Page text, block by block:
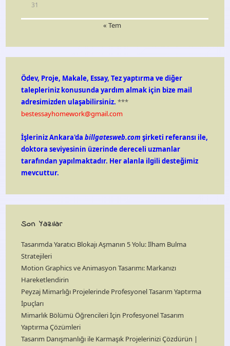
31
« Tem
Ödev, Proje, Makale, Essay, Tez yaptırma ve diğer
talepleriniz konusunda yardım almak için bize mail
adresimizden ulaşabilirsiniz. ***
bestessayhomework@gmail.com
İşleriniz Ankara'dabillgatesweb.com şirketi referansı ile,
doktora seviyesinin üzerinde dereceli uzmanlar
tarafından yapılmaktadır. Her alanla ilgili desteğimiz
mevcuttur.
Son Yazılar
Tasarımda Yaratıcı Blokajı Aşmanın 5 Yolu: İlham Bulma
Stratejileri
Motion Graphics ve Animasyon Tasarımı: Markanızı
Hareketlendirin
Peyzaj Mimarlığı Projelerinde Profesyonel Tasarım Yaptırma
İpuçları
Mimarlık Bölümü Öğrencileri İçin Profesyonel Tasarım
Yaptırma Çözümleri
Tasarım Danışmanlığı ile Karmaşık Projelerinizi Çözdürün |